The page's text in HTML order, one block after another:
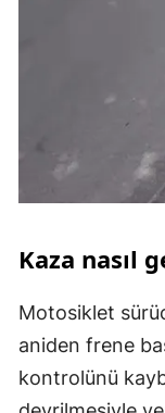
Kaza nasıl
Motosiklet
aniden frene
kontrolünü